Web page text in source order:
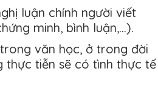
luận chính người viết
minh, bình luận,…).
văn học, ở trong đời
thực tiễn sẽ có tình thực tế